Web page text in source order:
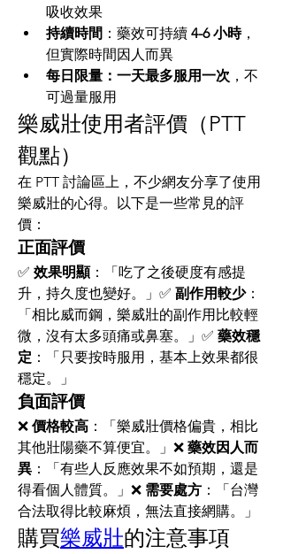
吸收效果
持續時間 ：藥效可持續 4-6 小時，
但實際時間因人而異
每日限量：一天最多服用一次 ，不
可過量服用
樂威壯使用者評價（PTT
觀點）
在 PTT 討論區上，不少網友分享了使用
樂威壯的心得。以下是一些常見的評
價：
正面評價
✅ 效果明顯：「吃了之後硬度有感提
升，持久度也變好。」✅ 副作用較少：
「相比威而鋼，樂威壯的副作用比較輕
微，沒有太多頭痛或鼻塞。」✅ 藥效穩
定 ：「只要按時服用，基本上效果都很
穩定。」
負面評價
❌ 價格較高 ：「樂威壯價格偏貴，相比
其他壯陽藥不算便宜。」❌ 藥效因人而
異 ：「有些人反應效果不如預期，還是
得看個人體質。」❌ 需要處方 ：「台灣
合法取得比較麻煩，無法直接網購。」
購買樂威壯的注意事項